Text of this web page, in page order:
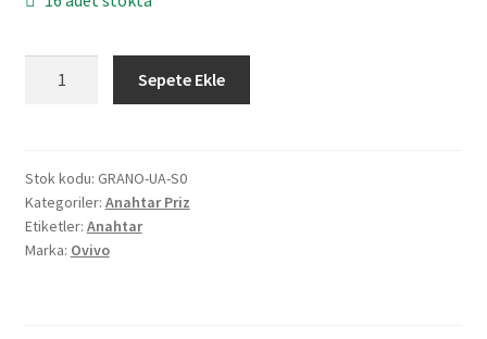
₺166,80.
₺150,27.
Üçlü
Anahtar
adet
Sepete Ekle
Stok kodu: GRANO-UA-S0
Kategoriler: Anahtar Priz
Etiketler: Anahtar
Marka: Ovivo